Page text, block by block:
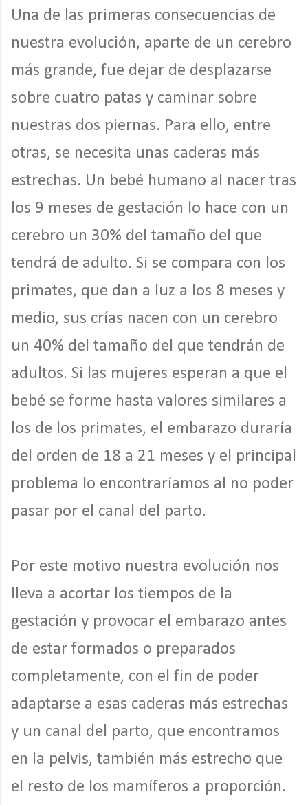
Una de las primeras consecuencias de
nuestra evolución, aparte de un cerebro
más grande, fue dejar de desplazarse
sobre cuatro patas y caminar sobre
nuestras dos piernas. Para ello, entre
otras, se necesita unas caderas más
estrechas. Un bebé humano al nacer tras
los 9 meses de gestación lo hace con un
cerebro un 30% del tamaño del que
tendrá de adulto. Si se compara con los
primates, que dan a luz a los 8 meses y
medio, sus crías nacen con un cerebro
un 40% del tamaño del que tendrán de
adultos. Si las mujeres esperan a que el
bebé se forme hasta valores similares a
los de los primates, el embarazo duraría
del orden de 18 a 21 meses y el principal
problema lo encontraríamos al no poder
pasar por el canal del parto.
Por este motivo nuestra evolución nos
lleva a acortar los tiempos de la
gestación y provocar el embarazo antes
de estar formados o preparados
completamente, con el fin de poder
adaptarse a esas caderas más estrechas
y un canal del parto, que encontramos
en la pelvis, también más estrecho que
el resto de los mamíferos a proporción.